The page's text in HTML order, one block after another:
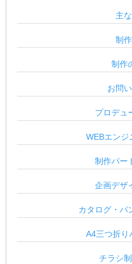
主
制
制作
お問
プロデュ
WEBエンジ
制作パー
企画デザ
カタログ・パ
A4三つ折り
チラシ